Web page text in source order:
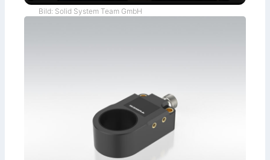
Bild: Solid System Team GmbH